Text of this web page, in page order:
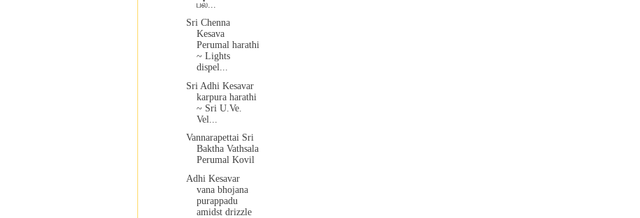
பல்...
Sri Chenna
Kesava
Perumal harathi
~ Lights
dispel...
Sri Adhi Kesavar
karpura harathi
~ Sri U.Ve.
Vel...
Vannarapettai Sri
Baktha Vathsala
Perumal Kovil
Adhi Kesavar
vana bhojana
purappadu
amidst drizzle